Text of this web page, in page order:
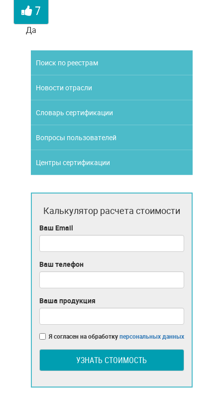
7
Да
Поиск по реестрам
Новости отрасли
Словарь сертификации
Вопросы пользователей
Центры сертификации
Калькулятор расчета стоимости
Ваш Email
Ваш телефон
Ваша продукция
Я согласен на обработкуперсональных данных
УЗНАТЬ СТОИМОСТЬ